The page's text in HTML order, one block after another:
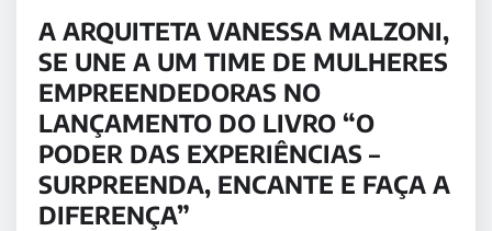
A ARQUITETA VANESSA MALZONI,
SE UNE A UM TIME DE MULHERES
EMPREENDEDORAS NO
LANÇAMENTO DO LIVRO “O
PODER DAS EXPERIÊNCIAS –
SURPREENDA, ENCANTE E FAÇA A
DIFERENÇA”